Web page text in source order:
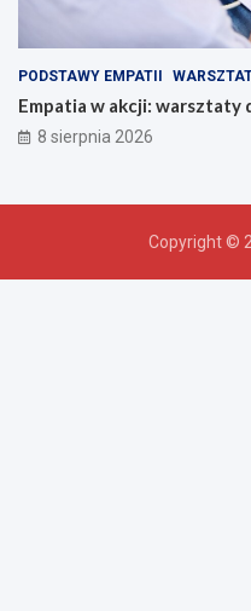
PODSTAWY EMPATII
Empatia w akcji: warsztaty
8 sierpnia 2026
Copyright ©